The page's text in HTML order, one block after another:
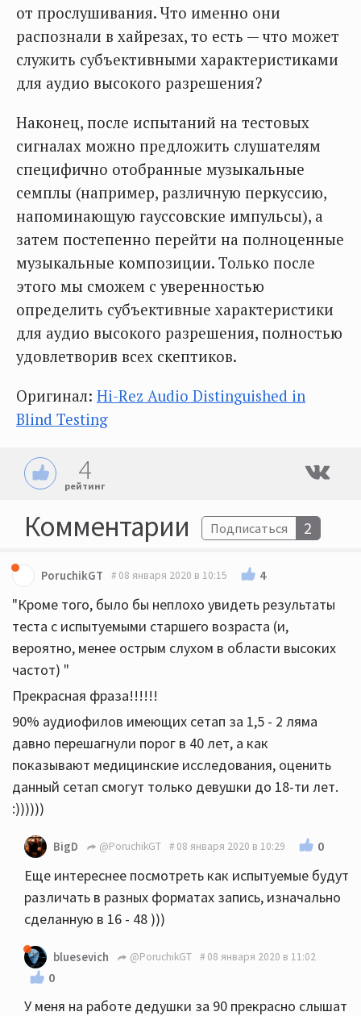
от прослушивания. Что именно они
распознали в хайрезах, то есть — что может
служить субъективными характеристиками
для аудио высокого разрешения?
Наконец, после испытаний на тестовых
сигналах можно предложить слушателям
специфично отобранные музыкальные
семплы (например, различную перкуссию,
напоминающую гауссовские импульсы), а
затем постепенно перейти на полноценные
музыкальные композиции. Только после
этого мы сможем с уверенностью
определить субъективные характеристики
для аудио высокого разрешения, полностью
удовлетворив всех скептиков.
Оригинал: Hi-Rez Audio Distinguished in
Blind Testing
4
рейтинг
Комментарии Подписаться 2
PoruchikGT 08 января 2020 в 10:15 4
"Кроме того, было бы неплохо увидеть результаты
теста с испытуемыми старшего возраста (и,
вероятно, менее острым слухом в области высоких
частот) "
Прекрасная фраза!!!!!!
90% аудиофилов имеющих сетап за 1,5 - 2 ляма
давно перешагнули порог в 40 лет, а как
показывают медицинские исследования, оценить
данный сетап смогут только девушки до 18-ти лет.
:))))))
BigD @PoruchikGT 08 января 2020 в 10:29 0
Еще интереснее посмотреть как испытуемые будут
различать в разных форматах запись, изначально
сделанную в 16 - 48 )))
bluesevich @PoruchikGT 08 января 2020 в 11:02
0
У меня на работе дедушки за 90 прекрасно слышат